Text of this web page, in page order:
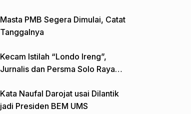
Masta PMB Segera Dimulai, Catat
Tanggalnya
Kecam Istilah “Londo Ireng”,
Jurnalis dan Persma Solo Raya
Kata Naufal Darojat usai Dilantik
jadi Presiden BEM UMS